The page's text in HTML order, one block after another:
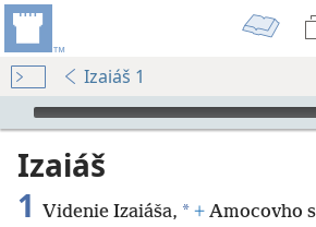
Izaiáš 1
Audio Player
Izaiáš
1 Videnie Izaiáša, * + Amocovho